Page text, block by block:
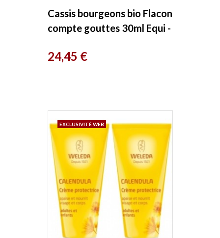
Cassis bourgeons bio Flacon
compte gouttes 30ml Equi -
Prix
24,45 €
EXCLUSIVITÉ WEB